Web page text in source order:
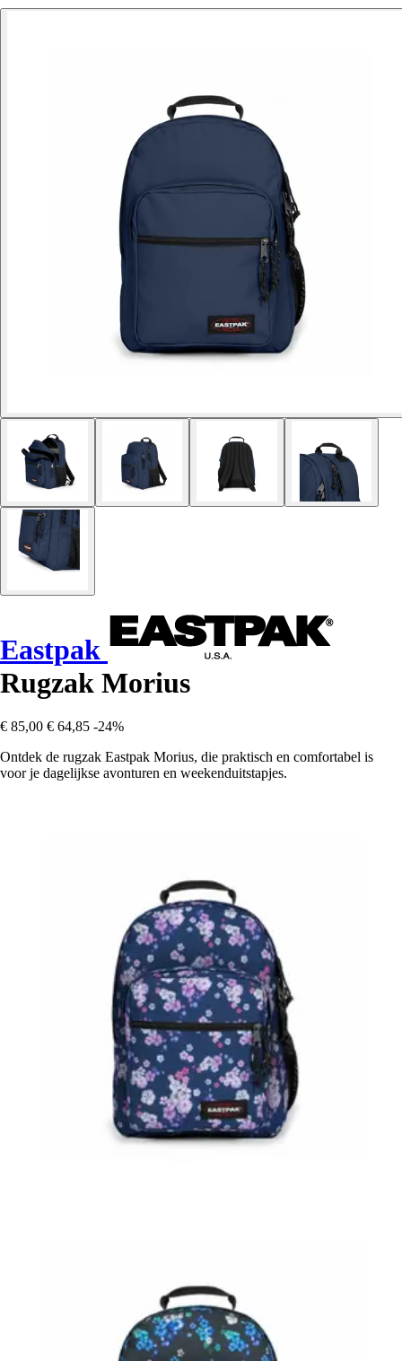
Eastpak
Rugzak Morius
€ 85,00 € 64,85 -24%
Ontdek de rugzak Eastpak Morius, die praktisch en comfortabel is
voor je dagelijkse avonturen en weekenduitstapjes.